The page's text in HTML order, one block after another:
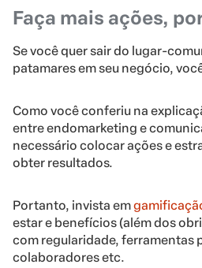
Faça mais ações,
Se você quer sair do lugar-
patamares em seu negócio,
Como você conferiu na
entre endomarketing e
necessário colocar ações e
obter resultados.
Portanto, invista em
estar e benefícios (além dos
com regularidade, ferramentas
colaboradores etc.